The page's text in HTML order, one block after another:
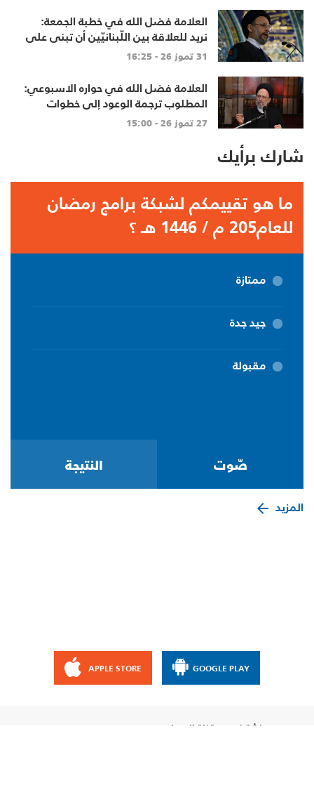
العلامة فضل الله في خطبة الجمعة:
نريد للعلاقة بين اللّبنانيّين أن تبنى على
الاحترام المتبادل، والانتماء الوطنيّ
الجامع
31 تموز 26 - 16:25
العلامة فضل الله في حواره الاسبوعي:
المطلوب ترجمة الوعود إلى خطوات
تنهي الاحتلال وتعيد الأهالي وتطلق
الاعمار
27 تموز 26 - 15:00
شارك برأيك
ما هو تقييمكم لشبكة برامج رمضان
للعام205 م / 1446 هـ ؟
ممتازة
جيد جدة
مقبولة
المزيد
GOOGLE PLAY
APPLE STORE
إشترك مع قناة الإيمان